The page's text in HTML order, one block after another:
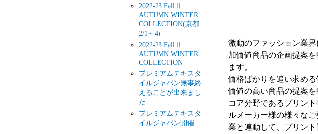
激動のファッション業
加価値商品の企画提案
ます。
価格ばかりを追い求め
価値の高い商品の提案を
コア分野であるプリン
ルメーカー様の様々な
業と連動して、プリン
2022-23 FallⅡ
AUTUMN WINTER
COLLECTION(京都
2/1～4)
2022-23 FallⅡ
AUTUMN WINTER
COLLECTION
プレミアムテキスタ
イルジャパン無事終
えることが出来まし
た
プレミアムテキスタ
イルジャパン開催